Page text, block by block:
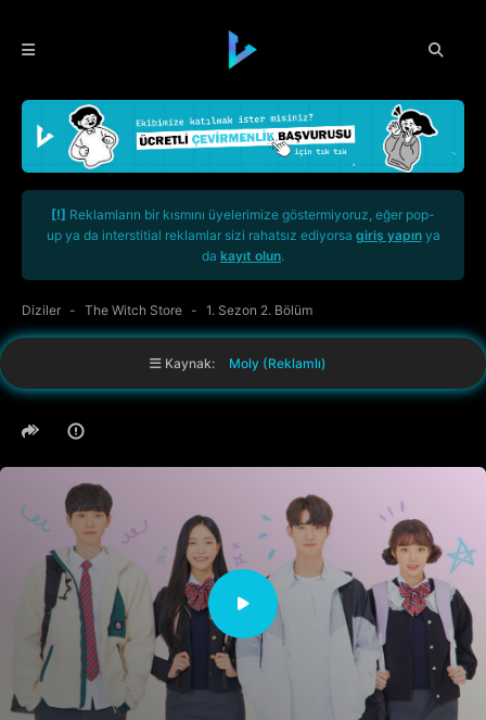
[!] Reklamların bir kısmını üyelerimize göstermiyoruz, eğer pop-
up ya da interstitial reklamlar sizi rahatsız ediyorsa giriş yapınya
da kayıt olun.
Diziler The Witch Store 1. Sezon 2. Bölüm
Kaynak: Moly (Reklamlı)